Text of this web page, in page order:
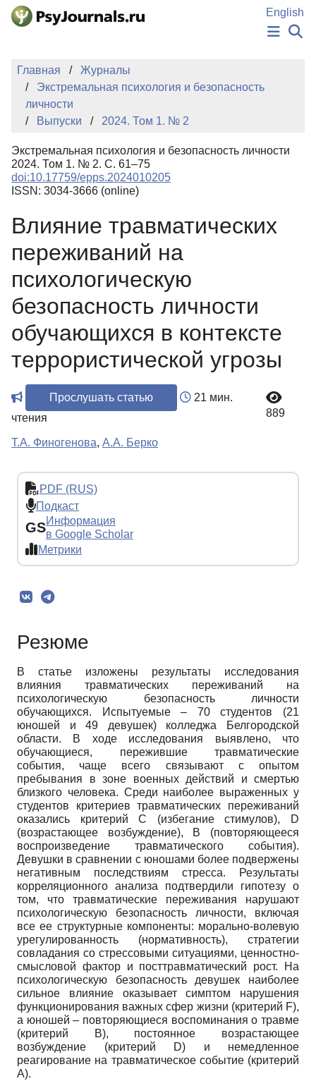
Перейти к основному содержанию
English
НОВОСТИ
БАЗА ЗНАНИЙ
КЛЮЧЕВЫЕ СЛОВА
Регистрация
Главная
Журналы
Экстремальная психология и безопасность
личности
Выпуски
2024. Том 1. № 2
Экстремальная психология и безопасность личности
2024. Том 1. № 2. С. 61–75
doi:10.17759/epps.2024010205
ISSN: 3034-3666 (online)
Влияние травматических
переживаний на
психологическую
безопасность личности
обучающихся в контексте
террористической угрозы
Прослушать статью
21 мин.
чтения
889
Т.А. Финогенова, А.А. Берко
PDF (RUS)
Подкаст
GSИнформация
в Google Scholar
Метрики
Резюме
В статье изложены результаты исследования
влияния травматических переживаний на
психологическую безопасность личности
обучающихся. Испытуемые – 70 студентов (21
юношей и 49 девушек) колледжа Белгородской
области. В ходе исследования выявлено, что
обучающиеся, пережившие травматические
события, чаще всего связывают с опытом
пребывания в зоне военных действий и смертью
близкого человека. Среди наиболее выраженных у
студентов критериев травматических переживаний
оказались критерий С (избегание стимулов), D
(возрастающее возбуждение), В (повторяющееся
воспроизведение травматического события).
Девушки в сравнении с юношами более подвержены
негативным последствиям стресса. Результаты
корреляционного анализа подтвердили гипотезу о
том, что травматические переживания нарушают
психологическую безопасность личности, включая
все ее структурные компоненты: морально-волевую
урегулированность (нормативность), стратегии
совладания со стрессовыми ситуациями, ценностно-
смысловой фактор и посттравматический рост. На
психологическую безопасность девушек наиболее
сильное влияние оказывает симптом нарушения
функционирования важных сфер жизни (критерий F),
а юношей – повторяющиеся воспоминания о травме
(критерий В), постоянное возрастающее
возбуждение (критерий D) и немедленное
реагирование на травматическое событие (критерий
А).